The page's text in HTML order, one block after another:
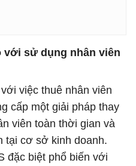
với sử dụng nhân viên
việc thuê nhân viên
cấp một giải pháp thay
viên toàn thời gian và
tại cơ sở kinh doanh.
đặc biệt phổ biến với